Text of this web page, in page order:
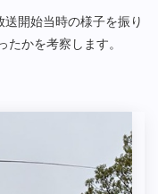
開始当時の様子を振り
かを考察します。